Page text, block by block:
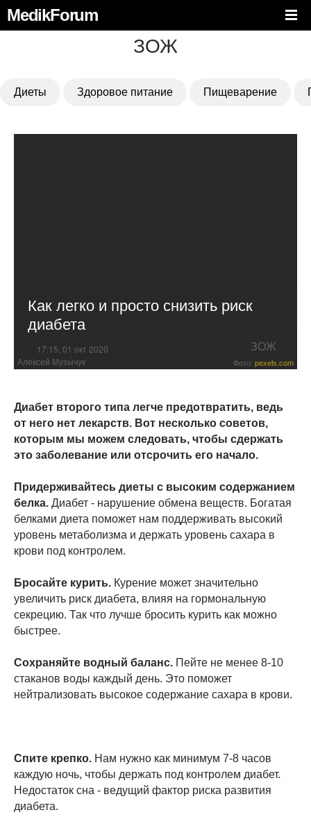
MedikForum
ЗОЖ
Диеты Здоровое питание Пищеварение
Как легко и просто снизить риск
диабета
17:15, 01 окт 2020 ЗОЖ
Алексей Музычук Фото: pexels.com
Диабет второго типа легче предотвратить, ведь
от него нет лекарств. Вот несколько советов,
которым мы можем следовать, чтобы сдержать
это заболевание или отсрочить его начало.
Придерживайтесь диеты с высоким содержанием
белка. Диабет - нарушение обмена веществ. Богатая
белками диета поможет нам поддерживать высокий
уровень метаболизма и держать уровень сахара в
крови под контролем.
Бросайте курить. Курение может значительно
увеличить риск диабета, влияя на гормональную
секрецию. Так что лучше бросить курить как можно
быстрее.
Сохраняйте водный баланс. Пейте не менее 8-10
стаканов воды каждый день. Это поможет
нейтрализовать высокое содержание сахара в крови.
Спите крепко. Нам нужно как минимум 7-8 часов
каждую ночь, чтобы держать под контролем диабет.
Недостаток сна - ведущий фактор риска развития
диабета.